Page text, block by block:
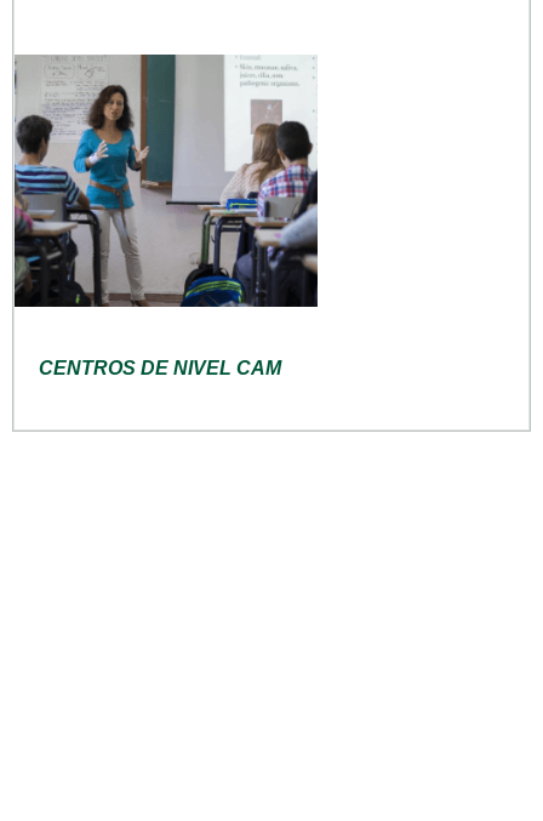
CENTROS DE NIVEL CAM